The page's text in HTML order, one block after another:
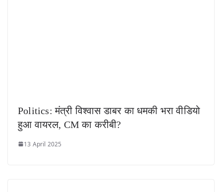
Politics: मंत्री विश्वास डाबर का धमकी भरा वीडियो
हुआ वायरल, CM का करीबी?
13 April 2025